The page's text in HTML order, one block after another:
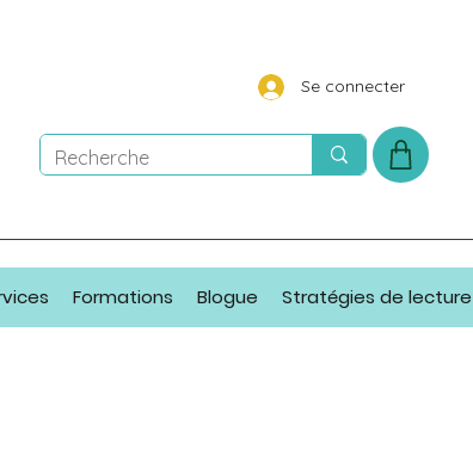
Se connecter
Formations Blogue Stratégies de lecture